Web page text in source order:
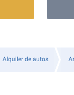
Alquiler de autos